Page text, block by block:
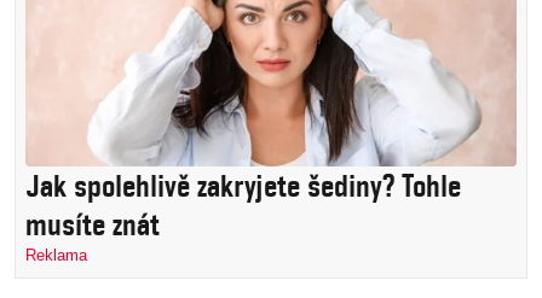
Jak spolehlivě zakryjete šediny? Tohle
musíte znát
Reklama